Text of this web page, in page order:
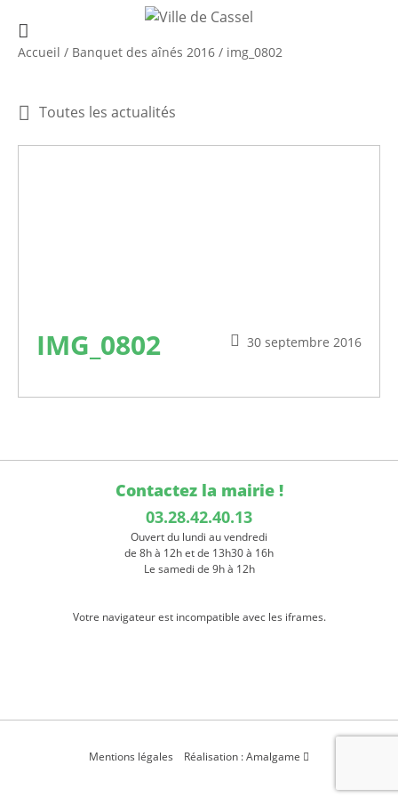
Accueil / Banquet des aînés 2016 / img_0802
Toutes les actualités
30 septembre 2016
IMG_0802
Contactez la mairie !
03.28.42.40.13
Ouvert du lundi au vendredi
de 8h à 12h et de 13h30 à 16h
Le samedi de 9h à 12h
Votre navigateur est incompatible avec les iframes.
Mentions légales Réalisation : Amalgame